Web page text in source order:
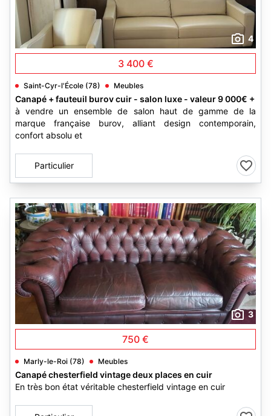
4
3 400 €
Saint-Cyr-l'École (78) Meubles
Canapé + fauteuil burov cuir - salon luxe - valeur 9 000€ +
à vendre un ensemble de salon haut de gamme de la
marque française burov, alliant design contemporain,
confort absolu et
Particulier
3
750 €
Marly-le-Roi (78) Meubles
Canapé chesterfield vintage deux places en cuir
En très bon état véritable chesterfield vintage en cuir